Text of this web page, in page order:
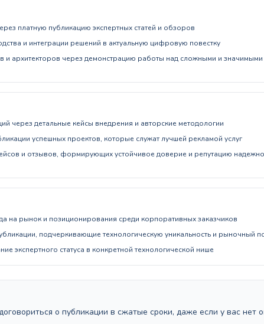
платную публикацию экспертных статей и обзоров
и интеграции решений в актуальную цифровую повестку
и архитекторов через демонстрацию работы над сложными и значимыми
через детальные кейсы внедрения и авторские методологии
успешных проектов, которые служат лучшей рекламой услуг
и отзывов, формирующих устойчивое доверие и репутацию
на рынок и позиционирования среди корпоративных заказчиков
подчеркивающие технологическую уникальность и рыночный
статуса в конкретной технологической нише
о публикации в сжатые сроки, даже если у вас нет